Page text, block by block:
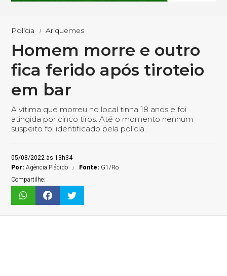
Polícia Ariquemes
Homem morre e outro
fica ferido após tiroteio
em bar
A vítima que morreu no local tinha 18 anos e foi
atingida por cinco tiros. Até o momento nenhum
suspeito foi identificado pela polícia.
05/08/2022 às 13h34
Por: Agência Plácido Fonte: G1/Ro
Compartilhe: